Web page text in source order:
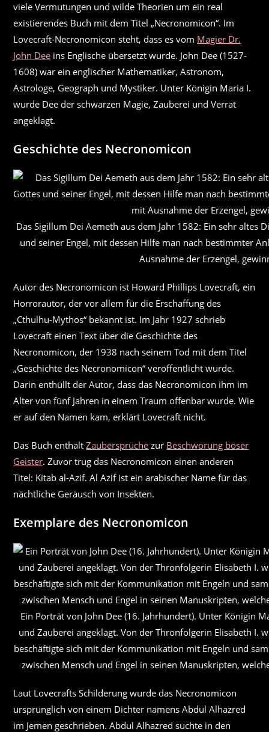
viele Vermutungen und wilde Theorien um ein real
existierendes Buch mit dem Titel „Necronomicon“. Im
Lovecraft-Necronomicon steht, dass es vom Magier Dr.
John Dee ins Englische übersetzt wurde. John Dee (1527-
1608) war ein englischer Mathematiker, Astronom,
Astrologe, Geograph und Mystiker. Unter Königin Maria I.
wurde Dee der schwarzen Magie, Zauberei und Verrat
angeklagt.
Geschichte des Necronomicon
Das Sigillum Dei Aemeth aus dem Jahr 1582: Ein sehr altes
und seiner Engel, mit dessen Hilfe man nach bestimmter
Ausnahme der Erzengel,
Autor des Necronomicon ist Howard Phillips Lovecraft, ein
Horrorautor, der vor allem für die Erschaffung des
„Cthulhu-Mythos“ bekannt ist. Im Jahr 1927 schrieb
Lovecraft einen Text über die Geschichte des
Necronomicon, der 1938 nach seinem Tod mit dem Titel
„Geschichte des Necronomicon“ veröffentlicht wurde.
Darin enthüllt der Autor, dass das Necronomicon ihm im
Alter von fünf Jahren in einem Traum offenbar wurde. Wie
er auf den Namen kam, erklärt Lovecraft nicht.
Das Buch enthältZaubersprüche zur Beschwörung böser
Geister. Zuvor trug das Necronomicon einen anderen
Titel: Kitab al-Azif. Al Azif ist ein arabischer Name für das
nächtliche Geräusch von Insekten.
Exemplare des Necronomicon
Ein Porträt von John Dee (16. Jahrhundert). Unter Königin
und Zauberei angeklagt. Von der Thronfolgerin Elisabeth I.
beschäftigte sich mit der Kommunikation mit Engeln und
zwischen Mensch und Engel in seinen Manuskripten,
Laut Lovecrafts Schilderung wurde das Necronomicon
ursprünglich von einem Dichter namens Abdul Alhazred
im Jemen geschrieben. Abdul Alhazred suchte in den